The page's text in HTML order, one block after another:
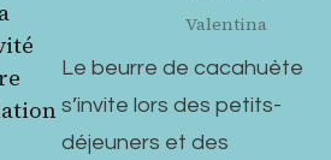
Valentina
Le beurre de cacahuète
s’invite lors des petits-
déjeuners et des